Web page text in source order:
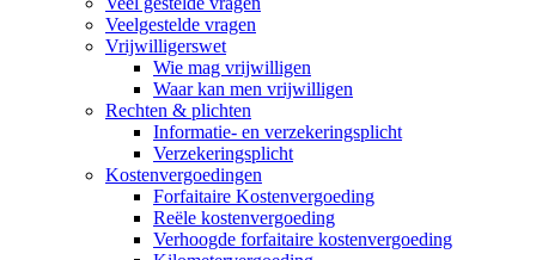
Veelgestelde vragen
Vrijwilligerswet
Wie mag vrijwilligen
Waar kan men vrijwilligen
Rechten & plichten
Informatie- en verzekeringsplicht
Verzekeringsplicht
Kostenvergoedingen
Forfaitaire Kostenvergoeding
Reële kostenvergoeding
Verhoogde forfaitaire kostenvergoeding